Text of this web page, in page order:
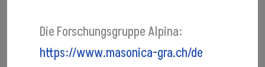
Die Forschungsgruppe Alpina:
https://www.masonica-gra.ch/de